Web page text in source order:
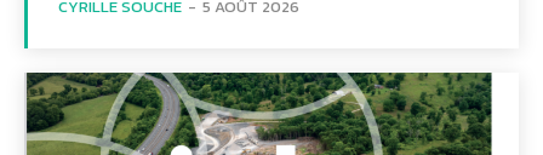
CYRILLE SOUCHE - 5 AOÛT 2026